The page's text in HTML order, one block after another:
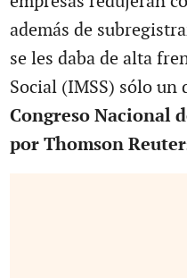
además de
se les daba de alta
Social (IMSS) sólo un
Congreso Nacional
por Thomson